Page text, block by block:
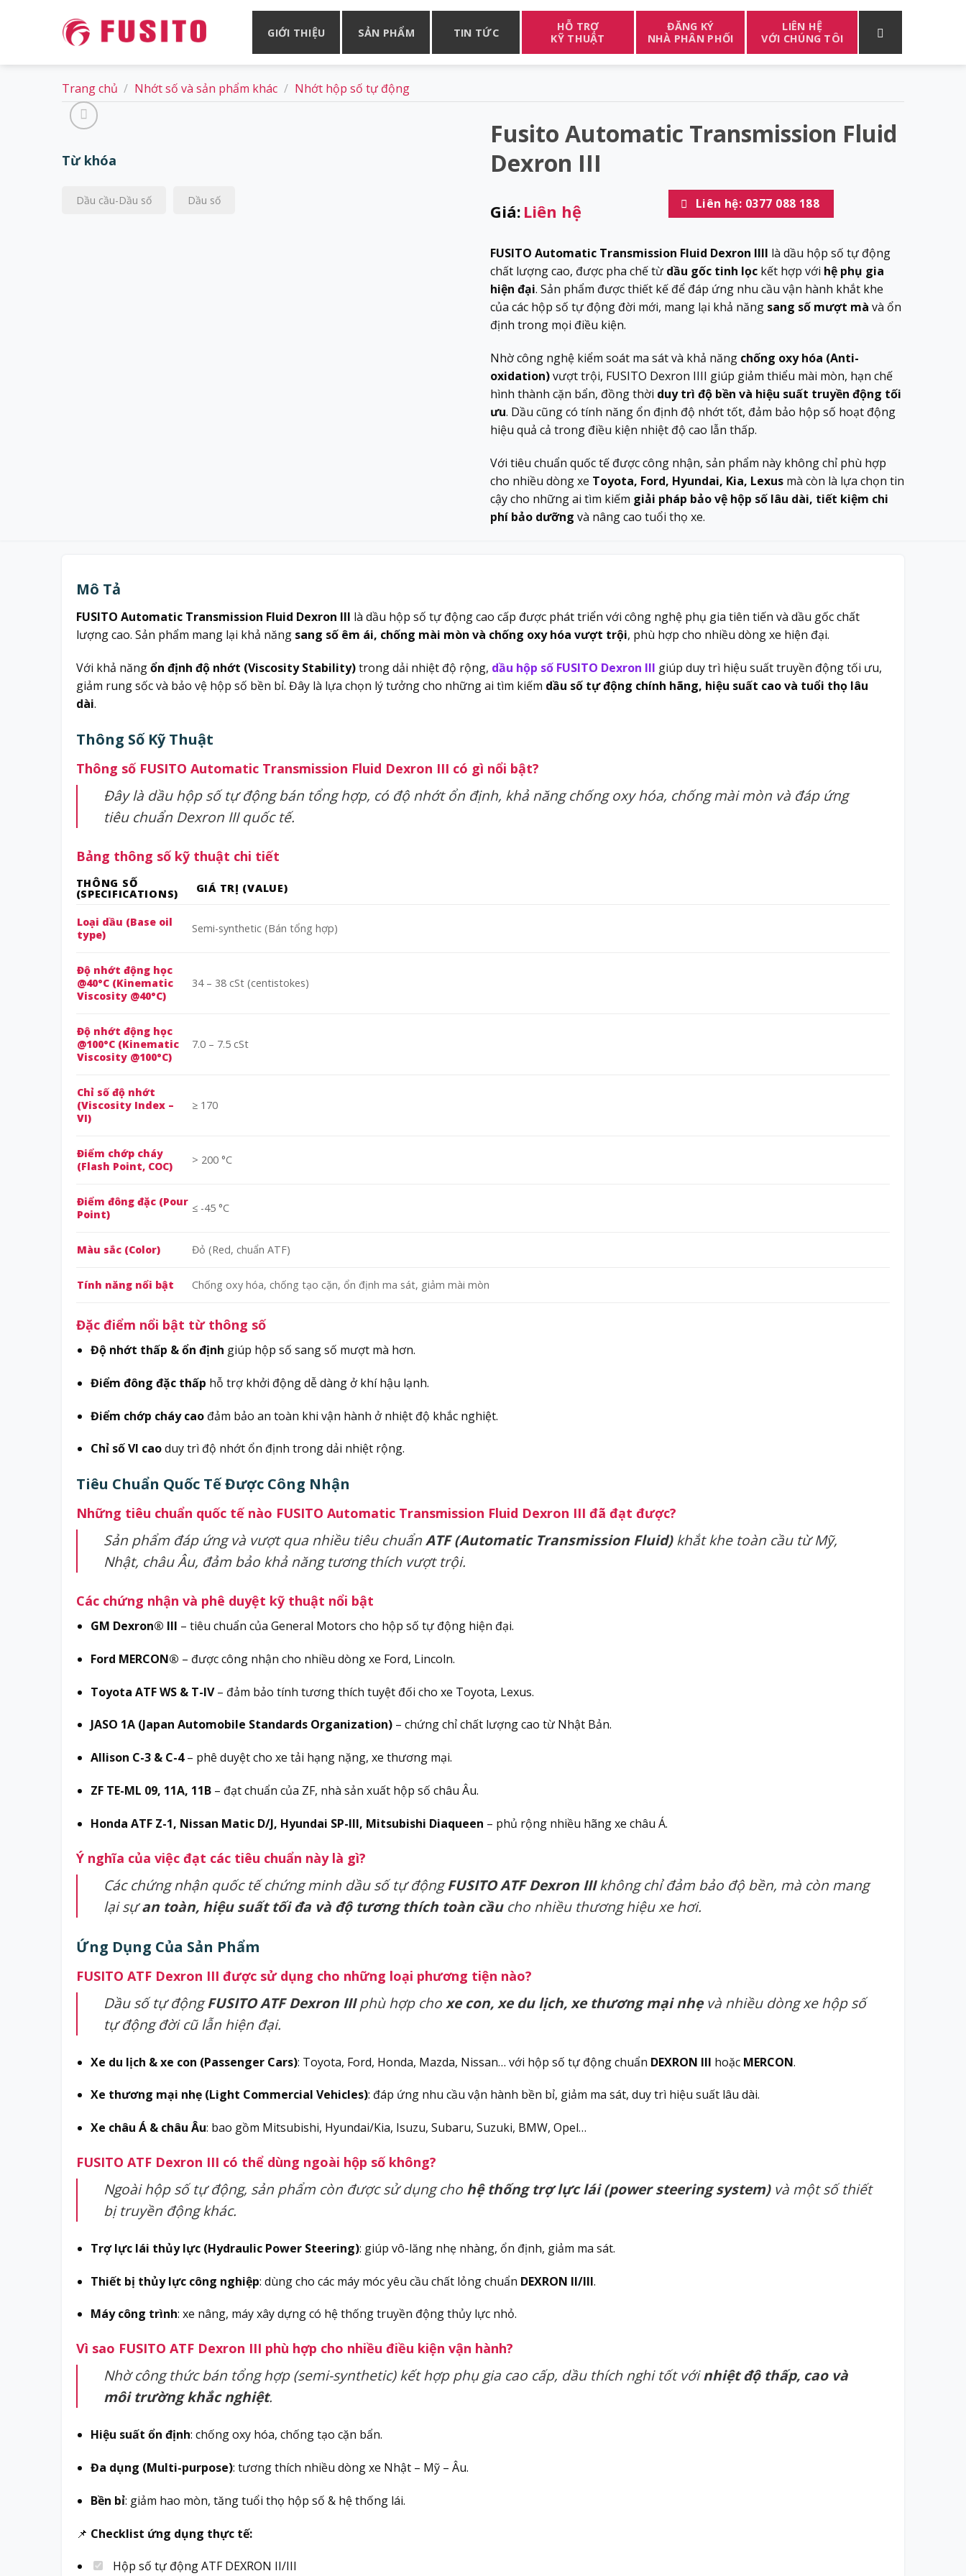
GIỚI THIỆU SẢN PHẨM TIN TỨC
HỖ TRỢ
KỸ THUẬT
ĐĂNG KÝ
NHÀ PHÂN PHỐI
LIÊN HỆ
VỚI CHÚNG TÔI
Trang chủ / Nhớt số và sản phẩm khác / Nhớt hộp số tự động
Từ khóa
Dầu cầu-Dầu số Dầu số
Fusito Automatic Transmission Fluid
Dexron III
Giá: Liên hệ Liên hệ: 0377 088 188
FUSITO Automatic Transmission Fluid Dexron IIII là dầu hộp số tự động
chất lượng cao, được pha chế từ dầu gốc tinh lọckết hợp với hệ phụ gia
hiện đại. Sản phẩm được thiết kế để đáp ứng nhu cầu vận hành khắt khe
của các hộp số tự động đời mới, mang lại khả năng sang số mượt mà và ổn
định trong mọi điều kiện.
Nhờ công nghệ kiểm soát ma sát và khả năng chống oxy hóa (Anti-
oxidation)vượt trội, FUSITO Dexron IIII giúp giảm thiểu mài mòn, hạn chế
hình thành cặn bẩn, đồng thời duy trì độ bền và hiệu suất truyền động tối
ưu. Dầu cũng có tính năng ổn định độ nhớt tốt, đảm bảo hộp số hoạt động
hiệu quả cả trong điều kiện nhiệt độ cao lẫn thấp.
Với tiêu chuẩn quốc tế được công nhận, sản phẩm này không chỉ phù hợp
cho nhiều dòng xe Toyota, Ford, Hyundai, Kia, Lexusmà còn là lựa chọn tin
cậy cho những ai tìm kiếm giải pháp bảo vệ hộp số lâu dài, tiết kiệm chi
phí bảo dưỡng và nâng cao tuổi thọ xe.
Mô Tả
FUSITO Automatic Transmission Fluid Dexron III là dầu hộp số tự động cao cấp được phát triển với công nghệ phụ gia tiên tiến và dầu gốc chất
lượng cao. Sản phẩm mang lại khả năng sang số êm ái, chống mài mòn và chống oxy hóa vượt trội, phù hợp cho nhiều dòng xe hiện đại.
Với khả năngổn định độ nhớt (Viscosity Stability)trong dải nhiệt độ rộng, dầu hộp số FUSITO Dexron III giúp duy trì hiệu suất truyền động tối ưu,
giảm rung sốc và bảo vệ hộp số bền bỉ. Đây là lựa chọn lý tưởng cho những ai tìm kiếm dầu số tự động chính hãng, hiệu suất cao và tuổi thọ lâu
dài.
Thông Số Kỹ Thuật
Thông số FUSITO Automatic Transmission Fluid Dexron III có gì nổi bật?
Đây là dầu hộp số tự động bán tổng hợp, có độ nhớt ổn định, khả năng chống oxy hóa, chống mài mòn và đáp ứng
tiêu chuẩn Dexron III quốc tế.
Bảng thông số kỹ thuật chi tiết
THÔNG SỐ
(SPECIFICATIONS) GIÁ TRỊ (VALUE)
Loại dầu (Base oil
type)
Semi-synthetic (Bán tổng hợp)
Độ nhớt động học
@40°C (Kinematic
Viscosity @40°C)
34 – 38 cSt (centistokes)
Độ nhớt động học
@100°C (Kinematic
Viscosity @100°C)
7.0 – 7.5 cSt
Chỉ số độ nhớt
(Viscosity Index –
VI)
≥ 170
Điểm chớp cháy
(Flash Point, COC)
> 200 °C
Điểm đông đặc (Pour
Point)
≤ -45 °C
Màu sắc (Color) Đỏ (Red, chuẩn ATF)
Tính năng nổi bật Chống oxy hóa, chống tạo cặn, ổn định ma sát, giảm mài mòn
Đặc điểm nổi bật từ thông số
Độ nhớt thấp & ổn định giúp hộp số sang số mượt mà hơn.
Điểm đông đặc thấp hỗ trợ khởi động dễ dàng ở khí hậu lạnh.
Điểm chớp cháy cao đảm bảo an toàn khi vận hành ở nhiệt độ khắc nghiệt.
Chỉ số VI caoduy trì độ nhớt ổn định trong dải nhiệt rộng.
Tiêu Chuẩn Quốc Tế Được Công Nhận
Những tiêu chuẩn quốc tế nào FUSITO Automatic Transmission Fluid Dexron III đã đạt được?
Sản phẩm đáp ứng và vượt qua nhiều tiêu chuẩnATF (Automatic Transmission Fluid)khắt khe toàn cầu từ Mỹ,
Nhật, châu Âu, đảm bảo khả năng tương thích vượt trội.
Các chứng nhận và phê duyệt kỹ thuật nổi bật
GM Dexron® III – tiêu chuẩn của General Motors cho hộp số tự động hiện đại.
Ford MERCON® – được công nhận cho nhiều dòng xe Ford, Lincoln.
Toyota ATF WS & T-IV– đảm bảo tính tương thích tuyệt đối cho xe Toyota, Lexus.
JASO 1A (Japan Automobile Standards Organization) – chứng chỉ chất lượng cao từ Nhật Bản.
Allison C-3 & C-4– phê duyệt cho xe tải hạng nặng, xe thương mại.
ZF TE-ML 09, 11A, 11B – đạt chuẩn của ZF, nhà sản xuất hộp số châu Âu.
Honda ATF Z-1, Nissan Matic D/J, Hyundai SP-III, Mitsubishi Diaqueen – phủ rộng nhiều hãng xe châu Á.
Ý nghĩa của việc đạt các tiêu chuẩn này là gì?
Các chứng nhận quốc tế chứng minh dầu số tự độngFUSITO ATF Dexron IIIkhông chỉ đảm bảo độ bền, mà còn mang
lại sựan toàn, hiệu suất tối đa và độ tương thích toàn cầucho nhiều thương hiệu xe hơi.
Ứng Dụng Của Sản Phẩm
FUSITO ATF Dexron III được sử dụng cho những loại phương tiện nào?
Dầu số tự độngFUSITO ATF Dexron IIIphù hợp choxe con, xe du lịch, xe thương mại nhẹvà nhiều dòng xe hộp số
tự động đời cũ lẫn hiện đại.
Xe du lịch & xe con (Passenger Cars): Toyota, Ford, Honda, Mazda, Nissan… với hộp số tự động chuẩn DEXRON III hoặc MERCON.
Xe thương mại nhẹ (Light Commercial Vehicles): đáp ứng nhu cầu vận hành bền bỉ, giảm ma sát, duy trì hiệu suất lâu dài.
Xe châu Á & châu Âu: bao gồm Mitsubishi, Hyundai/Kia, Isuzu, Subaru, Suzuki, BMW, Opel…
FUSITO ATF Dexron III có thể dùng ngoài hộp số không?
Ngoài hộp số tự động, sản phẩm còn được sử dụng cho hệ thống trợ lực lái (power steering system)và một số thiết
bị truyền động khác.
Trợ lực lái thủy lực (Hydraulic Power Steering): giúp vô-lăng nhẹ nhàng, ổn định, giảm ma sát.
Thiết bị thủy lực công nghiệp: dùng cho các máy móc yêu cầu chất lỏng chuẩn DEXRON II/III.
Máy công trình: xe nâng, máy xây dựng có hệ thống truyền động thủy lực nhỏ.
Vì sao FUSITO ATF Dexron III phù hợp cho nhiều điều kiện vận hành?
Nhờ công thức bán tổng hợp (semi-synthetic) kết hợp phụ gia cao cấp, dầu thích nghi tốt vớinhiệt độ thấp, cao và
môi trường khắc nghiệt.
Hiệu suất ổn định: chống oxy hóa, chống tạo cặn bẩn.
Đa dụng (Multi-purpose): tương thích nhiều dòng xe Nhật – Mỹ – Âu.
Bền bỉ: giảm hao mòn, tăng tuổi thọ hộp số & hệ thống lái.
📌 Checklist ứng dụng thực tế:
Hộp số tự động ATF DEXRON II/III